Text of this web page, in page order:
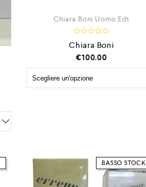
Chiara Boni Uomo Edt
V
a
u
t
t
o
Chiara Boni
€100.00
BASSO STOCK